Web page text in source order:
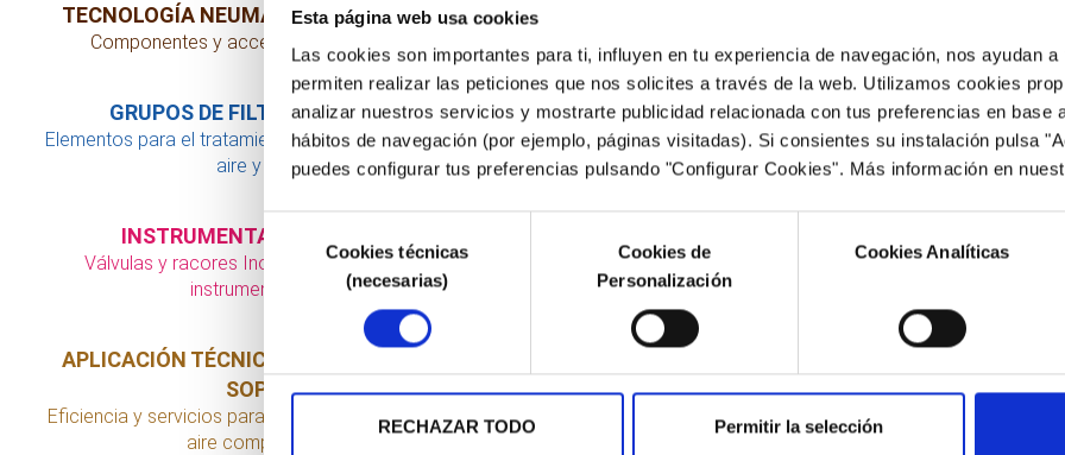
Esta página web usa cookies
Las cookies son importantes para ti, influyen en tu experiencia de navegación, nos ayudan
permiten realizar las peticiones que nos solicites a través de la web. Utilizamos cookies
analizar nuestros servicios y mostrarte publicidad relacionada con tus preferencias en base
hábitos de navegación (por ejemplo, páginas visitadas). Si consientes su instalación pulsa
puedes configurar tus preferencias pulsando "Configurar Cookies". Más información en
Selección
consentimiento
Cookies técnicas
(necesarias)
Cookies de
Personalización
Cookies Analíticas
RECHAZAR TODO Permitir la selección
TECNOLOGÍA NEUMÁTICA
Componentes y accesorios
GRUPOS DE FILTRAJE
Elementos para el tratamiento de
aire y fluidos
INSTRUMENTACIÓN
Válvulas y racores Inox para
instrumentación
APLICACIÓN TÉCNICA DEL
SOPLADO
Eficiencia y servicios para red en
aire comprimido